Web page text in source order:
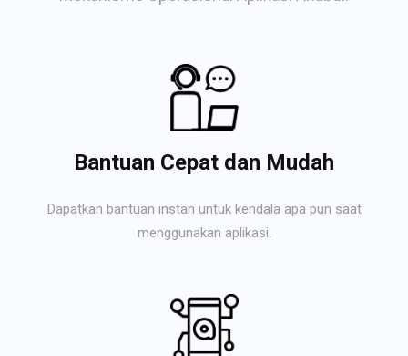
Bantuan Cepat dan Mudah
Dapatkan bantuan instan untuk kendala apa pun saat
menggunakan aplikasi.